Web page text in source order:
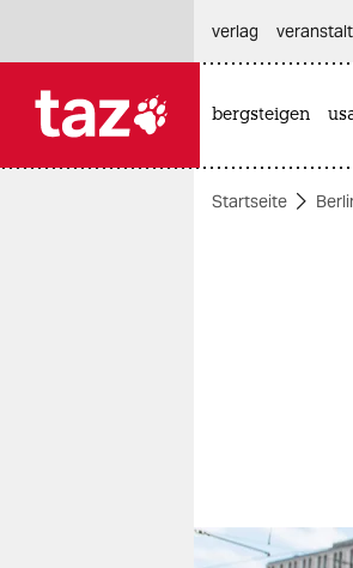
themen
berlin
verlag
bergsteigen
Startseite